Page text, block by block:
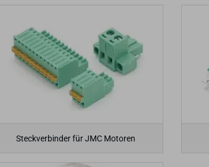
Steckverbinder für JMC Motoren